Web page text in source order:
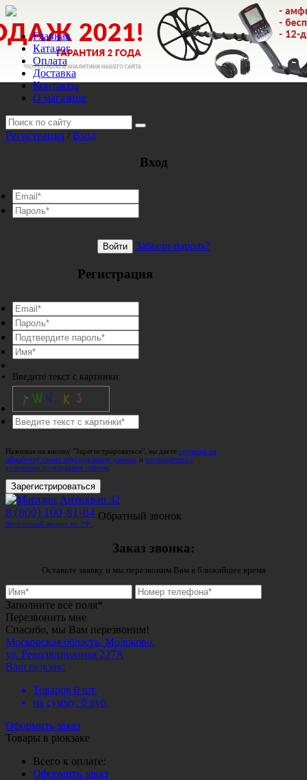
Главная
Каталог
Оплата
Доставка
Контакты
О магазине
Регистрация / Вход
Вход
Войти Забыли пароль?
Регистрация
Введите текст с картинки:
Нажимая на кнопку "Зарегистрироваться", вы даете согласие на
обработку своих персональных данных и соглашаетесь с
условиями пользования сайтом
Зарегистрироваться
8 (800) 100-81-84
Бесплатный звонок по РФ.
Обратный звонок
Заказ звонка:
Оставьте заявку и мы перезвоним Вам в ближайшее время
Заполните все поля*
Перезвонить мне
Спасибо, мы Вам перезвоним!
Московская область, Молоково,
ул. Революционная 227А
Ваш рюкзак:
Товаров 0 шт.
на сумму: 0 руб.
Оформить заказ
Товары в рюкзаке
Всего к оплате:
Оформить заказ